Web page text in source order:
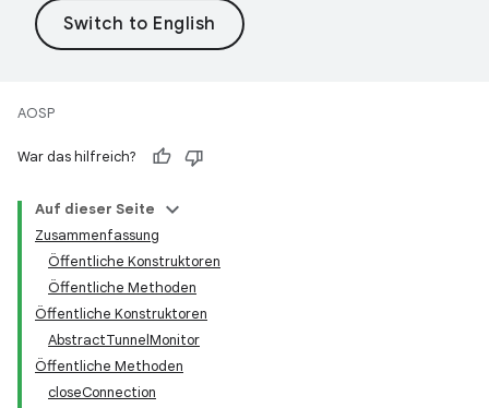
AOSP
War das hilfreich?
Auf dieser Seite
Zusammenfassung
Öffentliche Konstruktoren
Öffentliche Methoden
Öffentliche Konstruktoren
AbstractTunnelMonitor
Öffentliche Methoden
closeConnection